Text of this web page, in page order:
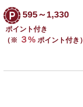
595～1,330
ポイント付き
（※ ３%ポイント付き）